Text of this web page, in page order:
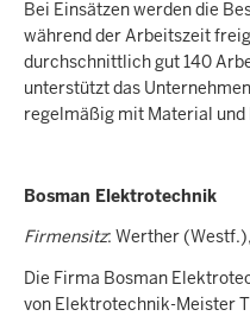
Bei Einsätzen werden die
während der Arbeitszeit
durchschnittlich gut 140
unterstützt das
regelmäßig mit Material
Bosman Elektrotechnik
Firmensitz: Werther
Die Firma Bosman
von Elektrotechnik-Meister